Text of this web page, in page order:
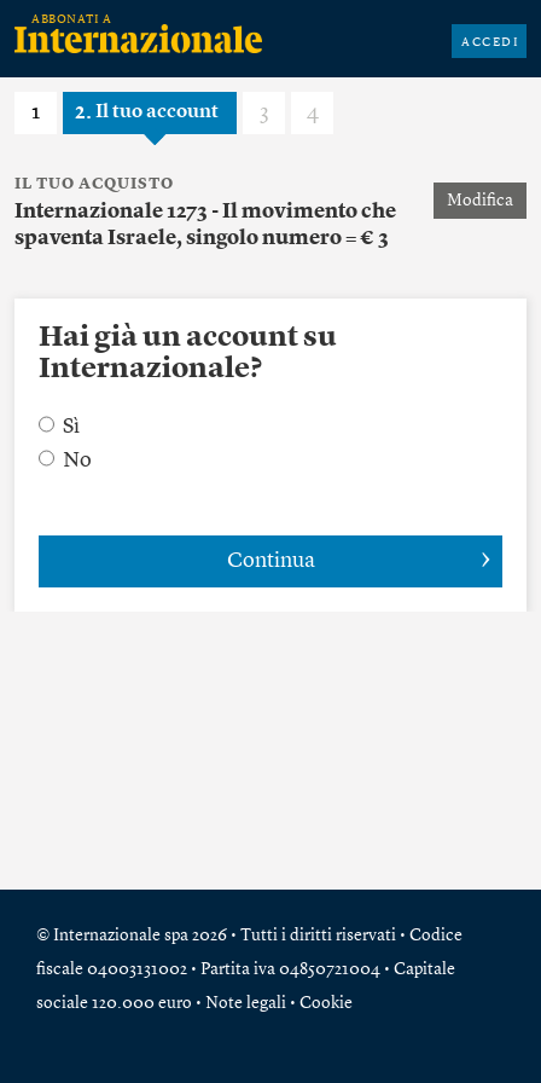
ACCEDI
1 2 Il tuo account 3 4
IL TUO ACQUISTO
Internazionale 1273 - Il movimento che
spaventa Israele, singolo numero = € 3
Modifica
Hai già un account su
Internazionale?
Sì
No
Continua
© Internazionale spa 2026 • Tutti i diritti riservati • Codice
fiscale 04003131002 • Partita iva 04850721004 • Capitale
sociale 120.000 euro • Note legali • Cookie